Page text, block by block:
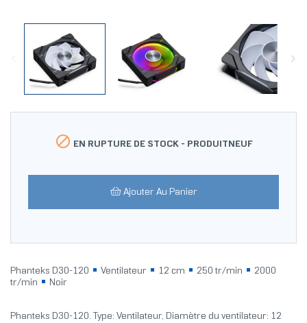
 EN RUPTURE DE STOCK - PRODUITNEUF
Ajouter Au Panier
Phanteks D30-120 Ventilateur 12 cm 250 tr/min
2000
tr/min
Noir
Phanteks D30-120. Type: Ventilateur, Diamètre du ventilateur: 12